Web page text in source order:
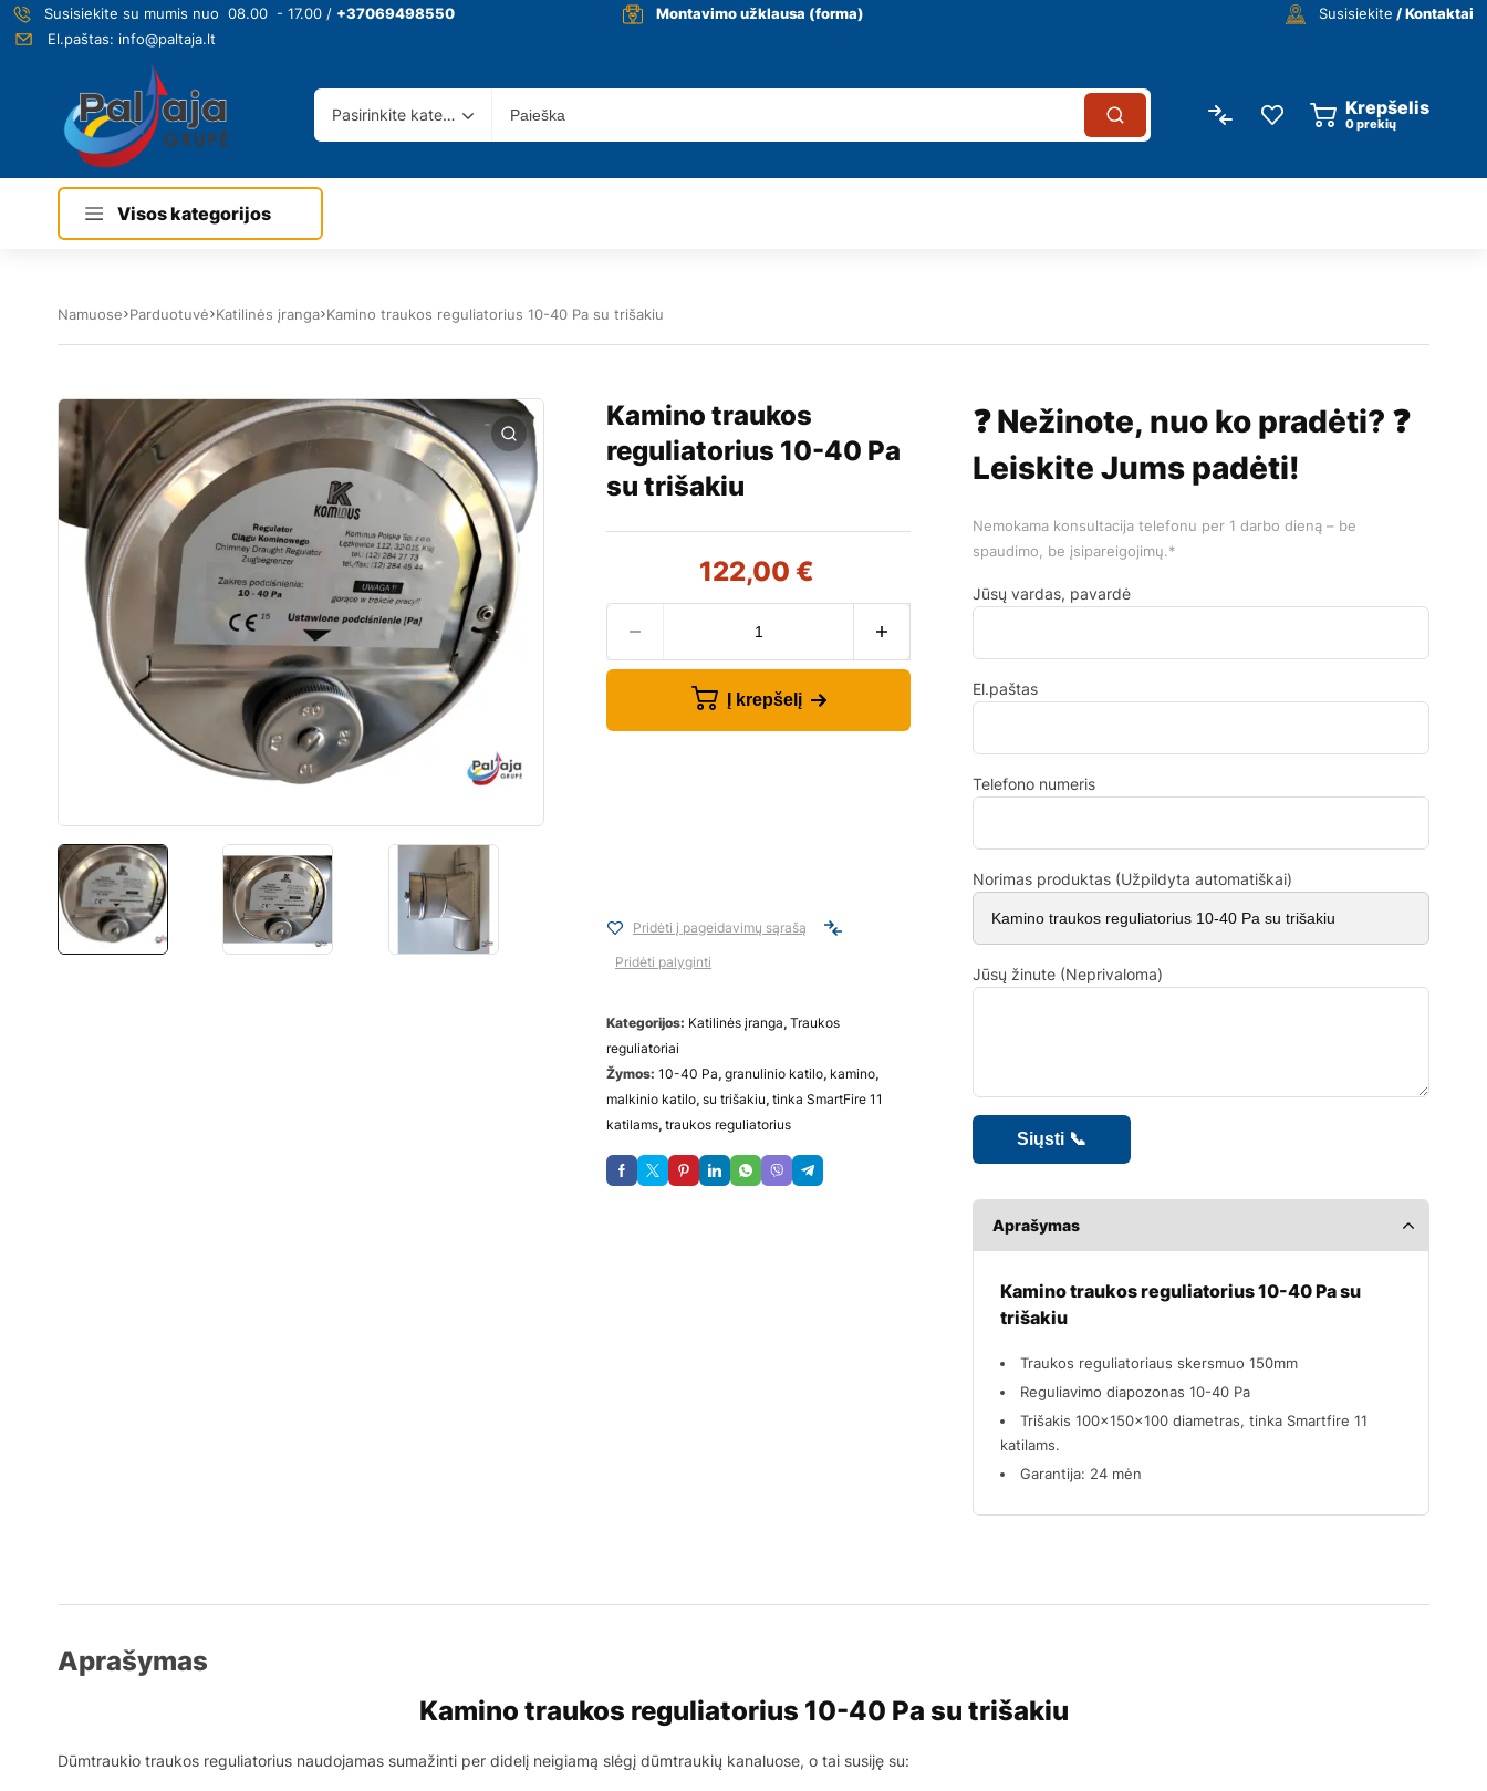
Susisiekite su mumis nuo 08.00 - 17.00 / +37069498550 Montavimo užklausa (forma) Susisiekite / Kontaktai
El.paštas: info@paltaja.lt
Pasirinkite kategoriją Krepšelis
0prekių
Visos kategorijos
Namuose Parduotuvė Katilinės įranga Kamino traukos reguliatorius 10-40 Pa su trišakiu
Kamino traukos
reguliatorius 10-40 Pa
su trišakiu
122,00 €
Į krepšelį
Pridėti į pageidavimų sąrašą
Pridėti palyginti
Kategorijos: Katilinės įranga, Traukos
reguliatoriai
Žymos: 10-40 Pa, granulinio katilo, kamino,
malkinio katilo, su trišakiu, tinka SmartFire 11
katilams, traukos reguliatorius
❓ Nežinote, nuo ko pradėti? ❓
Leiskite Jums padėti!
Nemokama konsultacija telefonu per 1 darbo dieną – be
spaudimo, be įsipareigojimų.*
Jūsų vardas, pavardė
El.paštas
Telefono numeris
Norimas produktas (Užpildyta automatiškai)
Jūsų žinute (Neprivaloma)
Aprašymas
Kamino traukos reguliatorius 10-40 Pa su
trišakiu
Traukos reguliatoriaus skersmuo 150mm
Reguliavimo diapozonas 10-40 Pa
Trišakis 100x150x100 diametras, tinka Smartfire 11
katilams.
Garantija: 24 mėn
Aprašymas
Kamino traukos reguliatorius 10-40 Pa su trišakiu
Dūmtraukio traukos reguliatorius naudojamas sumažinti per didelį neigiamą slėgį dūmtraukių kanaluose, o tai susiję su: